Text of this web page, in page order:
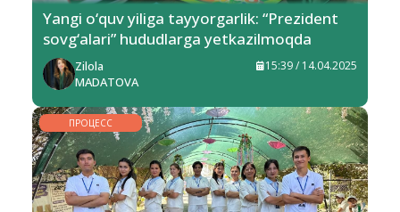
Yangi o‘quv yiliga tayyorgarlik: “Prezident
sovg‘alari” hududlarga yetkazilmoqda
Zilola
MADATOVA
15:39 / 14.04.2025
ПРОЦЕСС